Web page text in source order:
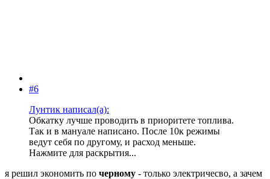
#6
Лунтик написал(а):
Обкатку лучше проводить в приоритете топлива.
Так и в мануале написано. После 10к режимы
ведут себя по другому, и расход меньше.
Нажмите для раскрытия...
я решил экономить по черному - только электричесво, а зачем